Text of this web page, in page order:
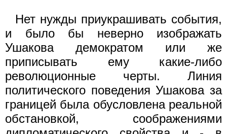
Нет нужды приукрашивать события,
и было бы неверно изображать
Ушакова демократом или же
приписывать ему какие-либо
революционные черты. Линия
политического поведения Ушакова за
границей была обусловлена реальной
обстановкой, соображениями